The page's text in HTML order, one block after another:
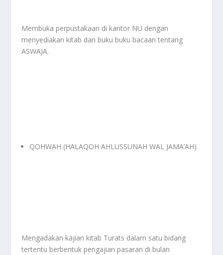
Membuka perpustakaan di kantor NU dengan
menyediakan kitab dan buku buku bacaan tentang
ASWAJA.
QOHWAH (HALAQOH AHLUSSUNAH WAL JAMA’AH)
Mengadakan kajian kitab Turats dalam satu bidang
tertentu berbentuk pengajian pasaran di bulan